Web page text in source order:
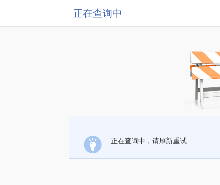
正在查询中
正在查询中，请刷新重试